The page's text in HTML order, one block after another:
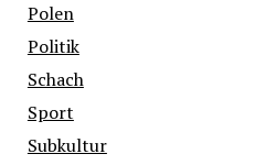
Polen
Politik
Schach
Sport
Subkultur